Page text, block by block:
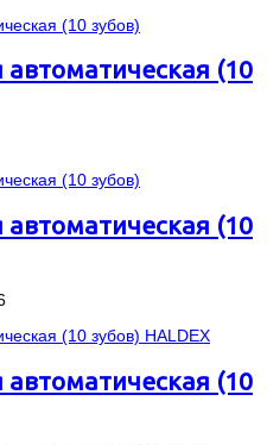
(10
(10
(10